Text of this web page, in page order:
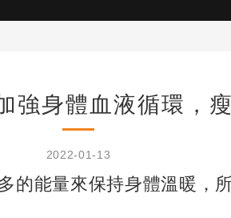
強身體血液循環，
2022-01-13
的能量來保持身體溫暖，